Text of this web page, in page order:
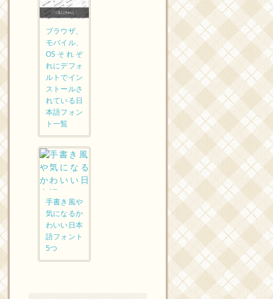
ブラウザ、
モバイル、
OSそれぞ
れにデフォ
ルトでイン
ストールさ
れている日
本語フォン
ト一覧
手書き風や
気になるか
わいい日本
語フォント
5つ